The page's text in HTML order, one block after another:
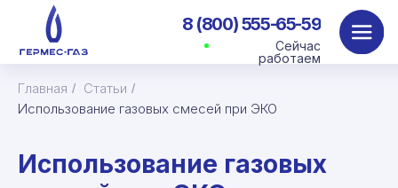
8 (800) 555-65-59
Сейчас
работаем
Главная / Статьи /
Использование газовых смесей при ЭКО
Использование газовых